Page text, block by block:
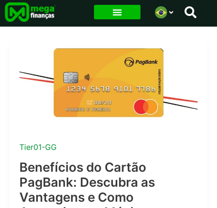
para
Tier01-GG
Benefícios do Cartão
PagBank: Descubra as
Vantagens e Como